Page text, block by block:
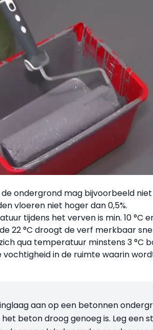
ondergrond mag bijvoorbeeld niet
vloeren niet hoger dan 0,5%.
tijdens het verven is min. 10 °C
22 °C droogt de verf merkbaar
qua temperatuur minstens 3 °C
vochtigheid in de ruimte waarin
aan op een betonnen
beton droog genoeg is. Leg een